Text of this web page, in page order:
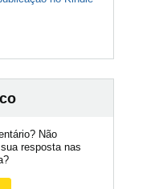
Não
resposta nas